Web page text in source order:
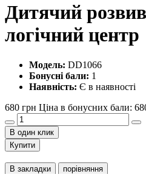
Дитячий
логічний центр
Модель: DD1066
Бонусні бали: 1
Наявність: Є в наявності
680 грн Ціна в бонусних бали:
В один клик
Купити
В закладки порівняння